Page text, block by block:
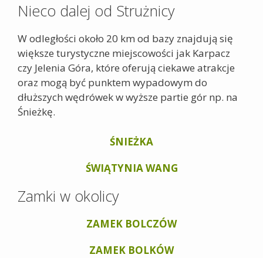
Nieco dalej od Strużnicy
W odległości około 20 km od bazy znajdują się
większe turystyczne miejscowości jak Karpacz
czy Jelenia Góra, które oferują ciekawe atrakcje
oraz mogą być punktem wypadowym do
dłuższych wędrówek w wyższe partie gór np. na
Śnieżkę.
ŚNIEŻKA
ŚWIĄTYNIA WANG
Zamki w okolicy
ZAMEK BOLCZÓW
ZAMEK BOLKÓW